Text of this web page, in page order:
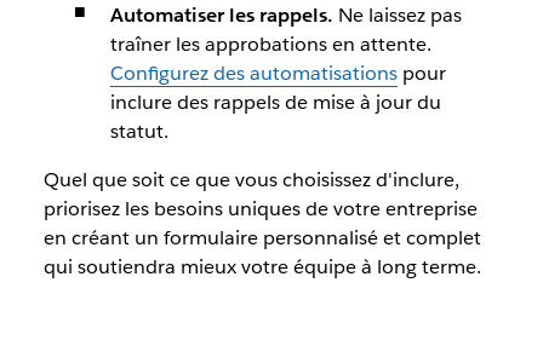
Automatiser les rappels. Ne laissez pas
traîner les approbations en attente.
Configurez des automatisationspour
inclure des rappels de mise à jour du
statut.
Quel que soit ce que vous choisissez d'inclure,
priorisez les besoins uniques de votre entreprise
en créant un formulaire personnalisé et complet
qui soutiendra mieux votre équipe à long terme.